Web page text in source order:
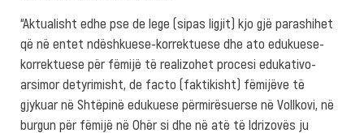
“Aktualisht edhe pse de lege (sipas ligjit) kjo gjë parashihet
që në entet ndëshkuese-korrektuese dhe ato edukuese-
korrektuese për fëmijë të realizohet procesi edukativo-
arsimor detyrimisht, de facto (faktikisht) fëmijëve të
gjykuar në Shtëpinë edukuese përmirësuerse në Vollkovi, në
burgun për fëmijë në Ohër si dhe në atë të Idrizovës ju